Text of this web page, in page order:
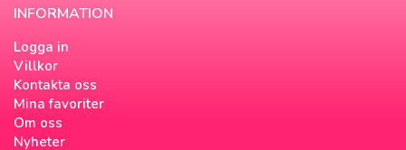
INFORMATION
Logga in
Villkor
Kontakta oss
Mina favoriter
Om oss
Nyheter